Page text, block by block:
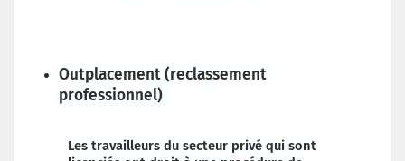
Outplacement (reclassement
professionnel)
Les travailleurs du secteur privé qui sont